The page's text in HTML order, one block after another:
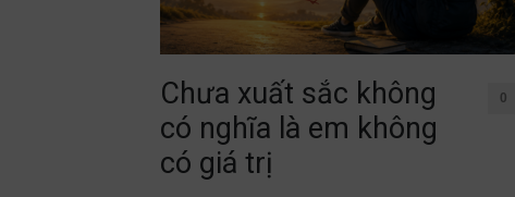
Chưa xuất sắc không
có nghĩa là em không
có giá trị
0